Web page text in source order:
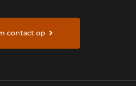
contact op